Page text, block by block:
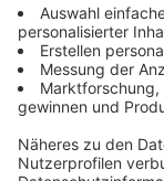
Weitere Infos
Anzeige
Sicheren